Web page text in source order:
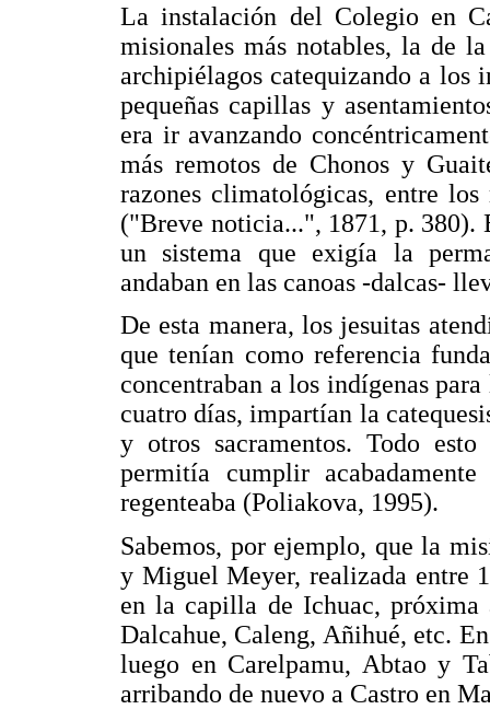
La instalación del Colegio en
misionales más notables, la de
archipiélagos catequizando a los
pequeñas capillas y
era ir avanzando
más remotos de Chonos y
razones climatológicas, entre
("Breve noticia...", 1871, p. 380).
un sistema que exigía la
andaban en las canoas -dalcas-
De esta manera, los jesuitas
que tenían como referencia
concentraban a los indígenas
cuatro días, impartían la
y otros sacramentos. Todo
permitía cumplir
regenteaba (Poliakova, 1995).
Sabemos, por ejemplo, que la
y Miguel Meyer, realizada entre
en la capilla de Ichuac,
Dalcahue, Caleng, Añihué, etc.
luego en Carelpamu, Abtao y
arribando de nuevo a Castro en